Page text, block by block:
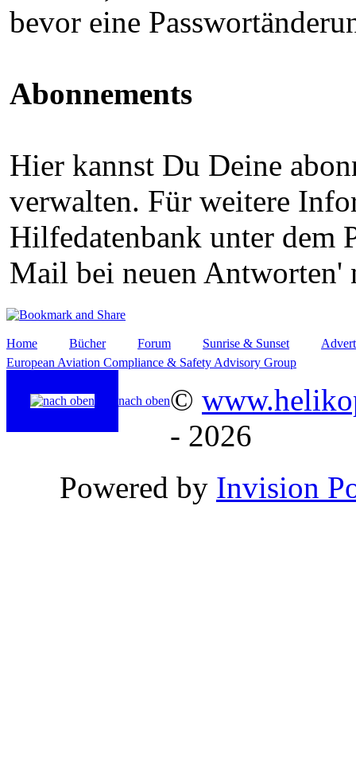
bevor eine
Abonnements
Hier kannst Du Deine
verwalten. Für weitere
Hilfedatenbank unter dem
Mail bei neuen Antworten'
Home Bücher Forum Sunrise & Sunset
European Aviation Compliance & Safety Advisory Group
nach oben©
- 2026
Powered by Invision